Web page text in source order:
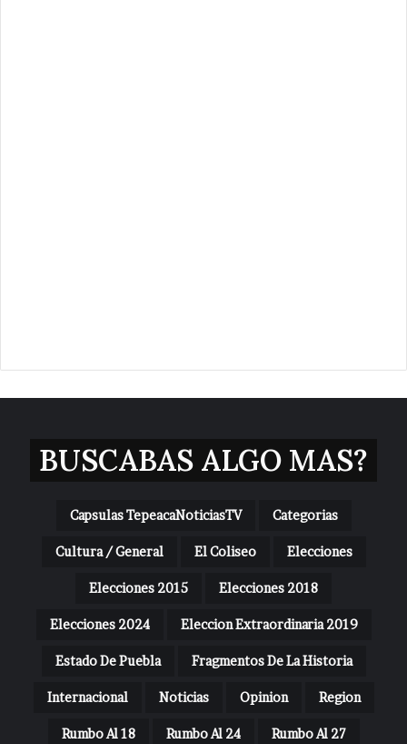
BUSCABAS ALGO MAS?
Capsulas TepeacaNoticiasTV Categorias
Cultura / General El Coliseo Elecciones
Elecciones 2015 Elecciones 2018
Elecciones 2024 Eleccion Extraordinaria 2019
Estado De Puebla Fragmentos De La Historia
Internacional Noticias Opinion Region
Rumbo Al 18 Rumbo Al 24 Rumbo Al 27